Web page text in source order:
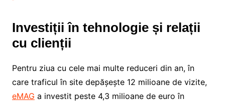
Investiții în tehnologie și relații
cu clienții
Pentru ziua cu cele mai multe reduceri din an, în
care traficul în site depășește 12 milioane de vizite,
eMAG a investit peste 4,3 milioane de euro în